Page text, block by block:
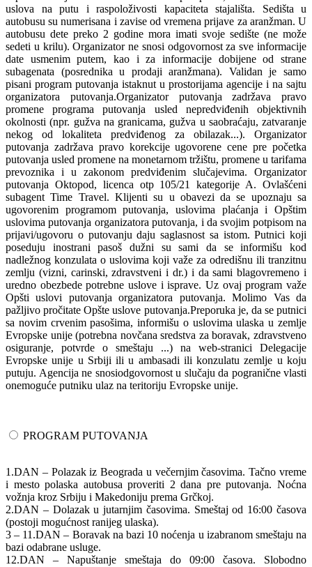
uslova na putu i raspoloživosti kapaciteta stajališta. Sedišta u
autobusu su numerisana i zavise od vremena prijave za aranžman. U
autobusu dete preko 2 godine mora imati svoje sedište (ne može
sedeti u krilu). Organizator ne snosi odgovornost za sve informacije
date usmenim putem, kao i za informacije dobijene od strane
subagenata (posrednika u prodaji aranžmana). Validan je samo
pisani program putovanja istaknut u prostorijama agencije i na sajtu
organizatora putovanja.Organizator putovanja zadržava pravo
promene programa putovanja usled nepredviđenih objektivnih
okolnosti (npr. gužva na granicama, gužva u saobraćaju, zatvaranje
nekog od lokaliteta predviđenog za obilazak...). Organizator
putovanja zadržava pravo korekcije ugovorene cene pre početka
putovanja usled promene na monetarnom tržištu, promene u tarifama
prevoznika i u zakonom predviđenim slučajevima. Organizator
putovanja Oktopod, licenca otp 105/21 kategorije A. Ovlašćeni
subagent Time Travel. Klijenti su u obavezi da se upoznaju sa
ugovorenim programom putovanja, uslovima plaćanja i Opštim
uslovima putovanja organizatora putovanja, i da svojim potpisom na
prijavi/ugovoru o putovanju daju saglasnost sa istom. Putnici koji
poseduju inostrani pasoš dužni su sami da se informišu kod
nadležnog konzulata o uslovima koji važe za odredišnu ili tranzitnu
zemlju (vizni, carinski, zdravstveni i dr.) i da sami blagovremeno i
uredno obezbede potrebne uslove i isprave. Uz ovaj program važe
Opšti uslovi putovanja organizatora putovanja. Molimo Vas da
pažljivo pročitate Opšte uslove putovanja.Preporuka je, da se putnici
sa novim crvenim pasošima, informišu o uslovima ulaska u zemlje
Evropske unije (potrebna novčana sredstva za boravak, zdravstveno
osiguranje, potvrde o smeštaju ...) na web-stranici Delegacije
Evropske unije u Srbiji ili u ambasadi ili konzulatu zemlje u koju
putuju. Agencija ne snosiodgovornost u slučaju da pogranične vlasti
onemoguće putniku ulaz na teritoriju Evropske unije.
PROGRAM PUTOVANJA
1.DAN – Polazak iz Beograda u večernjim časovima. Tačno vreme
i mesto polaska autobusa proveriti 2 dana pre putovanja. Noćna
vožnja kroz Srbiju i Makedoniju prema Grčkoj.
2.DAN – Dolazak u jutarnjim časovima. Smeštaj od 16:00 časova
(postoji mogućnost ranijeg ulaska).
3 – 11.DAN – Boravak na bazi 10 noćenja u izabranom smeštaju na
bazi odabrane usluge.
12.DAN – Napuštanje smeštaja do 09:00 časova. Slobodno